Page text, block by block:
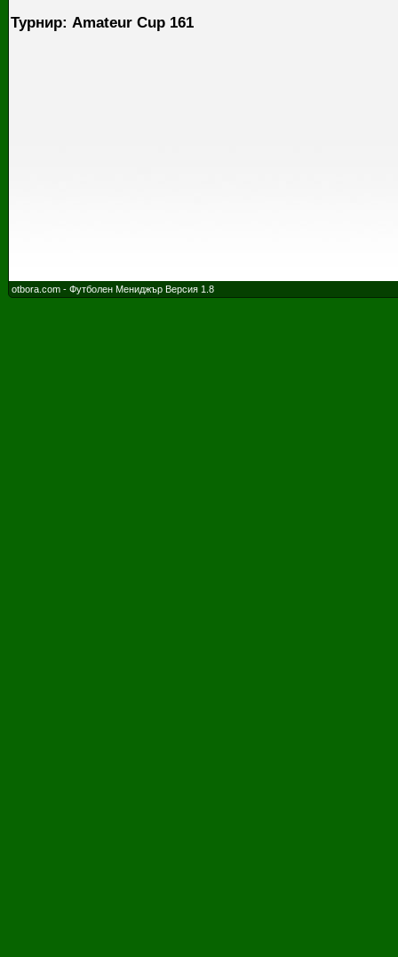
Турнир: Amateur Cup 161
otbora.com - Футболен Мениджър Версия 1.8